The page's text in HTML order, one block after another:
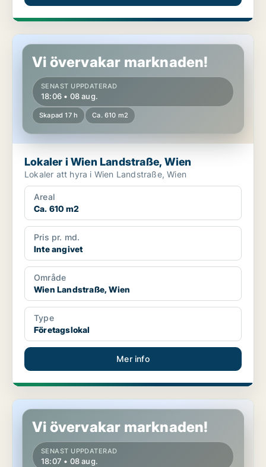
Lokaler i Wien Landstraße, Wien
Vi övervakar marknaden!
SENAST UPPDATERAD
18:06 • 08 aug.
Skapad 17 h Ca. 610 m2
Lokaler i Wien Landstraße, Wien
Lokaler att hyra i Wien Landstraße, Wien
Areal
Ca. 610 m2
Pris pr. md.
Inte angivet
Område
Wien Landstraße, Wien
Type
Företagslokal
Mer info
Lokaler i Wien Landstraße, Wien
Vi övervakar marknaden!
SENAST UPPDATERAD
18:07 • 08 aug.